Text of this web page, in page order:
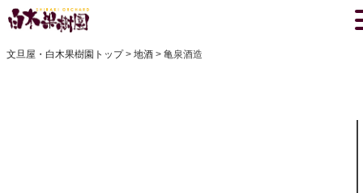
文旦屋・白木果樹園トップ 地酒 亀泉酒造